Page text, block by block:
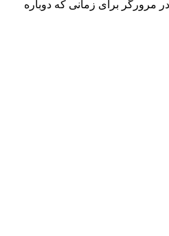
مرورگر برای زمانی که دوباره